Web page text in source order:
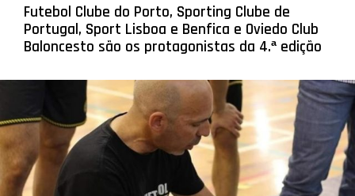
Futebol Clube do Porto, Sporting Clube de
Portugal, Sport Lisboa e Benfica e Oviedo Club
Baloncesto são os protagonistas da 4.ª edição